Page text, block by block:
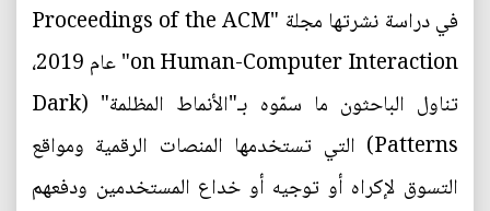
في دراسة نشرتها مجلة "Proceedings of the ACM
on Human-Computer Interaction" عام 2019،
تناول الباحثون ما سمّوه بـ"الأنماط المظلمة" (Dark
Patterns) التي تستخدمها المنصات الرقمية ومواقع
التسوق لإكراه أو توجيه أو خداع المستخدمين ودفعهم